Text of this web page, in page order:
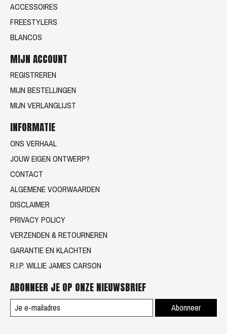
ACCESSOIRES
FREESTYLERS
BLANCOS
MIJN ACCOUNT
REGISTREREN
MIJN BESTELLINGEN
MIJN VERLANGLIJST
INFORMATIE
ONS VERHAAL
JOUW EIGEN ONTWERP?
CONTACT
ALGEMENE VOORWAARDEN
DISCLAIMER
PRIVACY POLICY
VERZENDEN & RETOURNEREN
GARANTIE EN KLACHTEN
R.I.P. WILLIE JAMES CARSON
ABONNEER JE OP ONZE NIEUWSBRIEF
Abonneer